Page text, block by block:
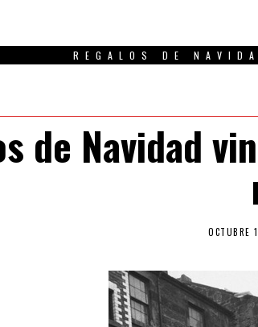
REGALOS DE
de Navidad
OCTUBRE